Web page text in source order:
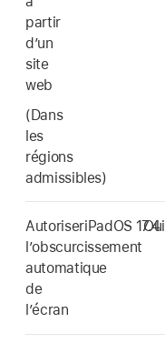
partir
d’un
site
web
(Dans
les
régions
admissibles)
Autoriser
l’obscurcissement
automatique
de
l’écran
iPadOS 17.4
Oui